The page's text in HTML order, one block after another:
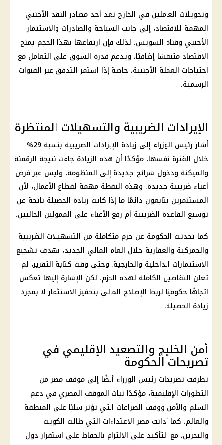
وتحويلات العاملين في الخارج تعد أحد مصادر النقد الأجنبي
المهمة للاقتصاد، إلى جانب السياحة والصادرات والاستثمار
الأجنبي وقناة السويس. لذلك فإن ارتفاعها بهذا الحجم يمنح
الاقتصاد متنفسًا إضافيًا، ويدعم قدرة السوق على التعامل مع
احتياجات العملة الأجنبية، خاصة إذا استمر التدفق عبر القنوات
الرسمية.
الإيرادات الضريبية والتسهيلات المنتظرة
أشاررئيس الوزراء إلى زيادة الإيرادات الضريبية
بنسبة 29%
خلال الفترة نفسها، مؤكدًا أن هذه الزيادة جاءت نتيجة الرقمنة
والميكنة ودخول شرائح جديدة إلى المنظومة، وليس عبر فرض
أعباء ضريبية جديدة. وهذه النقطة مهمة لقطاع الأعمال، لأن
المستثمرين يتابعون دائمًا ما إذا كانت زيادة الحصيلة ناتجة عن
توسيع القاعدة الضريبية أم رفع الأعباء على الممولين الحاليين.
كما تحدثت الحكومة عن حزم متكاملة من التسهيلات الضريبية
والجمركية والعقارية خلال العام المالي الجديد، بهدف تشجيع
الاستثمارات الداخلية والخارجية. وحتى وقت كتابة التقرير، لم
تعلن التفاصيل الكاملة لهذه الحزم، لكن الإشارة إليها تعكس
اتجاهًا حكوميًا لربط الإصلاح المالي بتحفيزالاستثمارلا بمجرد
زيادة الحصيلة.
أمن الخليج والتصعيد الإقليمي في
تصريحات الحكومة
تطرقت تصريحات رئيس الوزراء أيضًا إلى موقف مصر من
التطورات الإقليمية، مؤكدًا ثبات الموقف المصري في دعم
السلم والأمن ووقف الصراعات التي تؤثر سلبًا على المنطقة
والعالم. كما أدانت مصر الاعتداءات التي طالت الكويت
والبحرين، مع التأكيد على الالتزام بالحفاظ على استقرار دول